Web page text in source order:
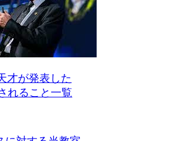
才が発表した
れること一覧